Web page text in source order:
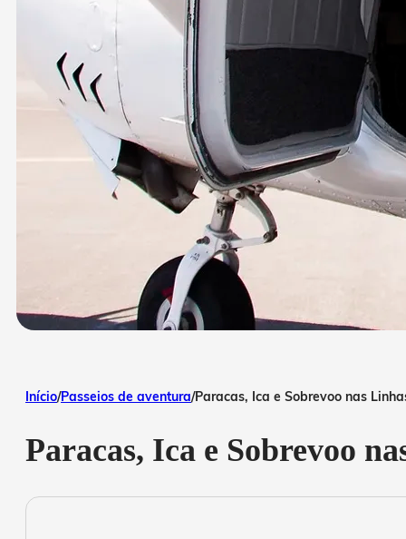
Início/Passeios de aventura/Paracas, Ica e Sobrevoo nas
Paracas, Ica e Sobrevoo